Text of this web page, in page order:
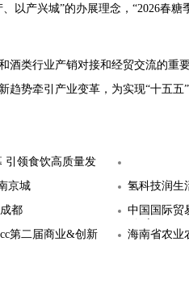
以产兴城”的办展理念，“2026春
酒类行业产销对接和经贸交流的重
趋势牵引产业变革，为实现“十五五
引领食饮高质量发
京城
氢科技润生
都
中国国际贸
第二届商业&创新
海南省农业